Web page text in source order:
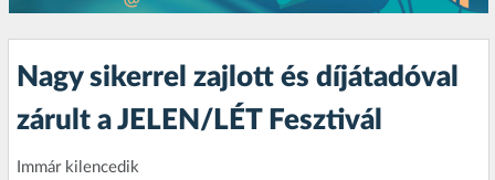
Nagy sikerrel zajlott és díjátadóval
zárult a JELEN/LÉT Fesztivál
Immár kilencedik